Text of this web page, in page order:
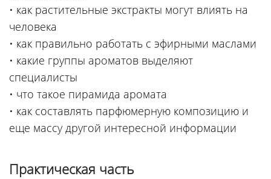
• как растительные экстракты могут влиять на
человека
• как правильно работать с эфирными маслами
• какие группы ароматов выделяют
специалисты
• что такое пирамида аромата
• как составлять парфюмерную композицию и
еще массу другой интересной информации
Практическая часть